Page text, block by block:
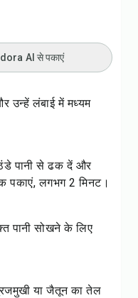
AI से पकाएं
उन्हें लंबाई में मध्यम
पानी से ढक दें और
पकाएं, लगभग 2 मिनट।
पानी सोखने के लिए
या जैतून का तेल